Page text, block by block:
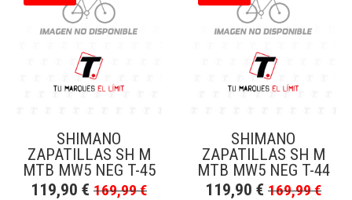
SHIMANO
ZAPATILLAS SH M
MTB MW5 NEG T-45
119,90 € 169,99€
SHIMANO
ZAPATILLAS SH M
MTB MW5 NEG T-44
119,90 € 169,99€